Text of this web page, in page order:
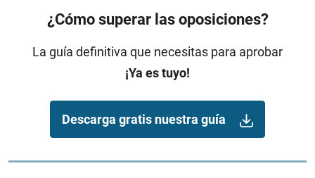
¿Cómo superar las oposiciones?
La guía definitiva que necesitas para aprobar
¡Ya es tuyo!
Descarga gratis nuestra guía